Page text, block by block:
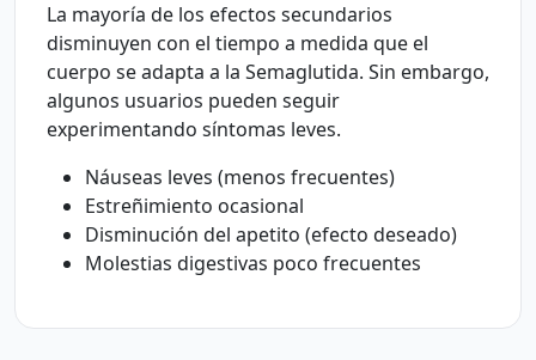
La mayoría de los efectos secundarios
disminuyen con el tiempo a medida que el
cuerpo se adapta a la Semaglutida. Sin embargo,
algunos usuarios pueden seguir
experimentando síntomas leves.
Náuseas leves (menos frecuentes)
Estreñimiento ocasional
Disminución del apetito (efecto deseado)
Molestias digestivas poco frecuentes